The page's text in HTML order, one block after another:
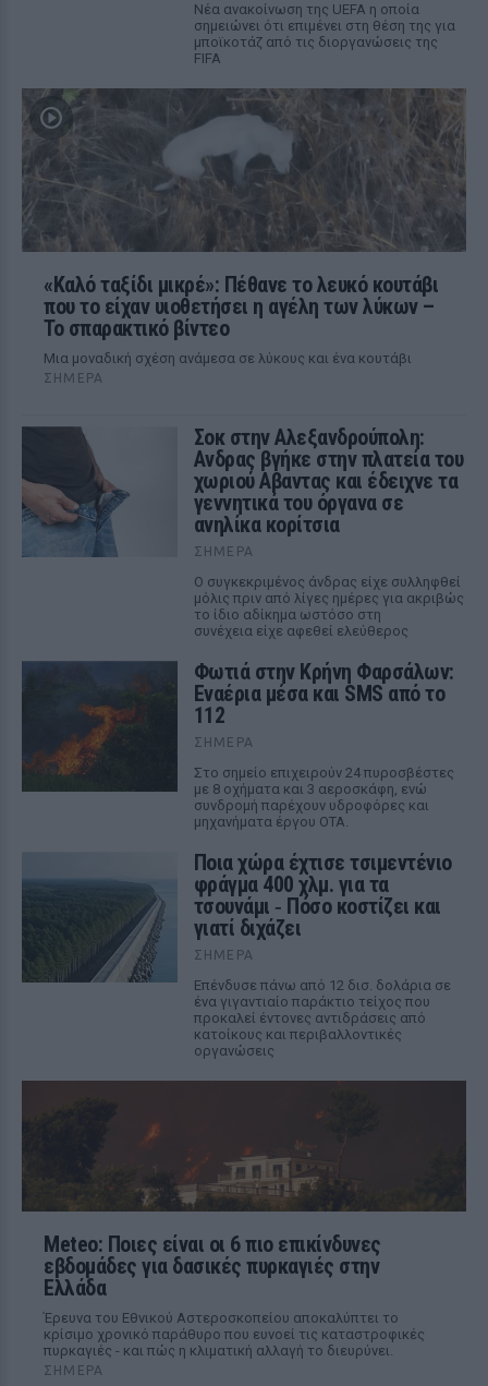
Νέα ανακοίνωση της UEFA η οποία
σημειώνει ότι επιμένει στη θέση της για
μποϊκοτάζ από τις διοργανώσεις της
FIFA
«Καλό ταξίδι μικρέ»: Πέθανε το λευκό κουτάβι
που το είχαν υιοθετήσει η αγέλη των λύκων –
Το σπαρακτικό βίντεο
Μια μοναδική σχέση ανάμεσα σε λύκους και ένα κουτάβι
ΣΉΜΕΡΑ
Σοκ στην Αλεξανδρούπολη:
Ανδρας βγήκε στην πλατεία του
χωριού Αβαντας και έδειχνε τα
γεννητικά του όργανα σε
ανηλίκα κορίτσια
ΣΉΜΕΡΑ
Ο συγκεκριμένος άνδρας είχε συλληφθεί
μόλις πριν από λίγες ημέρες για ακριβώς
το ίδιο αδίκημα ωστόσο στη
συνέχεια είχε αφεθεί ελεύθερος
Φωτιά στην Κρήνη Φαρσάλων:
Εναέρια μέσα και SMS από το
112
ΣΉΜΕΡΑ
Στο σημείο επιχειρούν 24 πυροσβέστες
με 8 οχήματα και 3 αεροσκάφη, ενώ
συνδρομή παρέχουν υδροφόρες και
μηχανήματα έργου ΟΤΑ.
Ποια χώρα έχτισε τσιμεντένιο
φράγμα 400 χλμ. για τα
τσουνάμι ‑ Πόσο κοστίζει και
γιατί διχάζει
ΣΉΜΕΡΑ
Επένδυσε πάνω από 12 δισ. δολάρια σε
ένα γιγαντιαίο παράκτιο τείχος που
προκαλεί έντονες αντιδράσεις από
κατοίκους και περιβαλλοντικές
οργανώσεις
Meteo: Ποιες είναι οι 6 πιο επικίνδυνες
εβδομάδες για δασικές πυρκαγιές στην
Ελλάδα
Έρευνα του Εθνικού Αστεροσκοπείου αποκαλύπτει το
κρίσιμο χρονικό παράθυρο που ευνοεί τις καταστροφικές
πυρκαγιές - και πώς η κλιματική αλλαγή το διευρύνει.
ΣΉΜΕΡΑ